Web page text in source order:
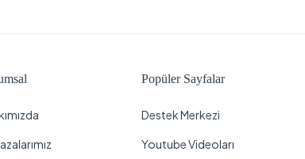
Popüler Sayfalar
Destek Merkezi
Youtube Videoları